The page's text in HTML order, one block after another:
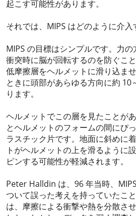
起こす可能性があります。
それでは、MIPS はどのように介
MIPS の目標はシンプルです。力の
衝突時に脳が回転するのを防ぐこ
低摩擦層をヘルメットに滑り込ま
ときに頭部があらゆる方向に約
ります。
ヘルメットでこの層を見たことが
とヘルメットのフォームの間にぴ
ラスチック片です。地面に斜めに
トがヘルメットの上を滑るように
ピンする可能性が軽減されます。
Peter Halldin は、96 年当時、
ついて誤った考えを持っていたこ
は、摩擦による衝撃や熱を分散さ